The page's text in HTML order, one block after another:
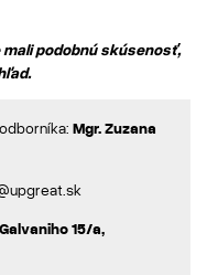
podobnú skúsenosť,
Mgr. Zuzana
15/a,